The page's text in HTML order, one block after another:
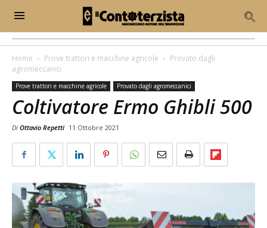
Home Prove trattori e macchine agricole
Provato dagli
agromeccanici
Prove trattori e macchine agricole Provato dagli agromeccanici
Coltivatore Ermo Ghibli 500
Di Ottavio Repetti 11 Ottobre 2021